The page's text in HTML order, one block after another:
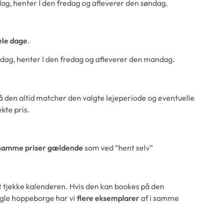
henter I den fredag og afleverer den søndag.
dage.
henter I den fredag og afleverer den mandag.
den altid matcher den valgte lejeperiode og eventuelle
pris.
priser gældendesom ved “hent selv”
kalenderen. Hvis den kan bookes på den
hoppeborge har vi flere eksemplareraf i samme